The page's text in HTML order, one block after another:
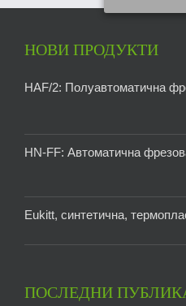
НОВИ ПРОДУКТИ
HAF/2: Полуавтоматична
HN-FF: Автоматична
Eukitt, синтетична,
ПОСЛЕДНИ